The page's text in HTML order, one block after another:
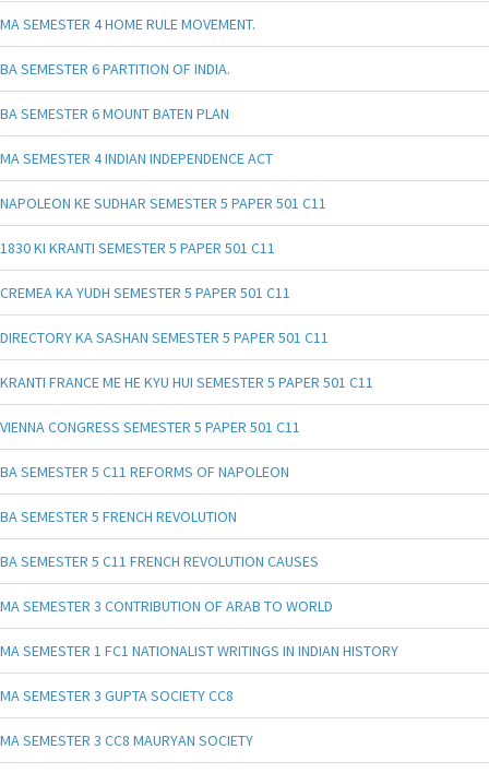
MA SEMESTER 4 HOME RULE MOVEMENT.
BA SEMESTER 6 PARTITION OF INDIA.
BA SEMESTER 6 MOUNT BATEN PLAN
MA SEMESTER 4 INDIAN INDEPENDENCE ACT
NAPOLEON KE SUDHAR SEMESTER 5 PAPER 501 C11
1830 KI KRANTI SEMESTER 5 PAPER 501 C11
CREMEA KA YUDH SEMESTER 5 PAPER 501 C11
DIRECTORY KA SASHAN SEMESTER 5 PAPER 501 C11
KRANTI FRANCE ME HE KYU HUI SEMESTER 5 PAPER 501 C11
VIENNA CONGRESS SEMESTER 5 PAPER 501 C11
BA SEMESTER 5 C11 REFORMS OF NAPOLEON
BA SEMESTER 5 FRENCH REVOLUTION
BA SEMESTER 5 C11 FRENCH REVOLUTION CAUSES
MA SEMESTER 3 CONTRIBUTION OF ARAB TO WORLD
MA SEMESTER 1 FC1 NATIONALIST WRITINGS IN INDIAN HISTORY
MA SEMESTER 3 GUPTA SOCIETY CC8
MA SEMESTER 3 CC8 MAURYAN SOCIETY